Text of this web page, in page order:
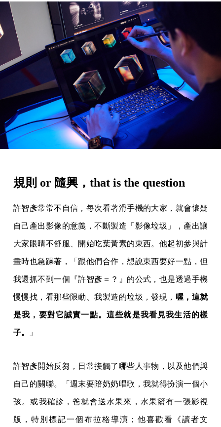
規則 or 隨興，that is the question
許智彥常常不自信，每次看著滑手機的大家，就會懷疑
自己產出影像的意義，不斷製造「影像垃圾」，產出讓
大家眼睛不舒服、開始吃葉黃素的東西。他起初參與計
畫時也急躁著，「跟他們合作，想說東西要好一點，但
我還抓不到一個『許智彥＝？』的公式，也是透過手機
慢慢找，看那些限動、我製造的垃圾，發現， 喔，這就
是我，要對它誠實一點。這些就是我看見我生活的樣
子。 」
許智彥開始反芻，日常接觸了哪些人事物，以及他們與
自己的關聯。「週末要陪奶奶唱歌，我就得扮演一個小
孩。或我確診，爸就會送水果來，水果籃有一張影視
版，特別標記一個布拉格導演；他喜歡看《讀者文